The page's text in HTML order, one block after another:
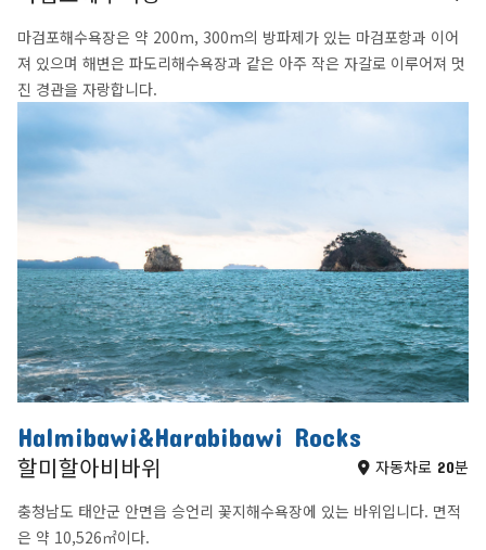
마검포해수욕장은 약 200m, 300m의 방파제가 있는 마검포항과 이어
져 있으며 해변은 파도리해수욕장과 같은 아주 작은 자갈로 이루어져 멋
진 경관을 자랑합니다.
Halmibawi&Harabibawi Rocks
할미할아비바위 자동차로 20분
충청남도 태안군 안면읍 승언리 꽃지해수욕장에 있는 바위입니다. 면적
은 약 10,526㎡이다.